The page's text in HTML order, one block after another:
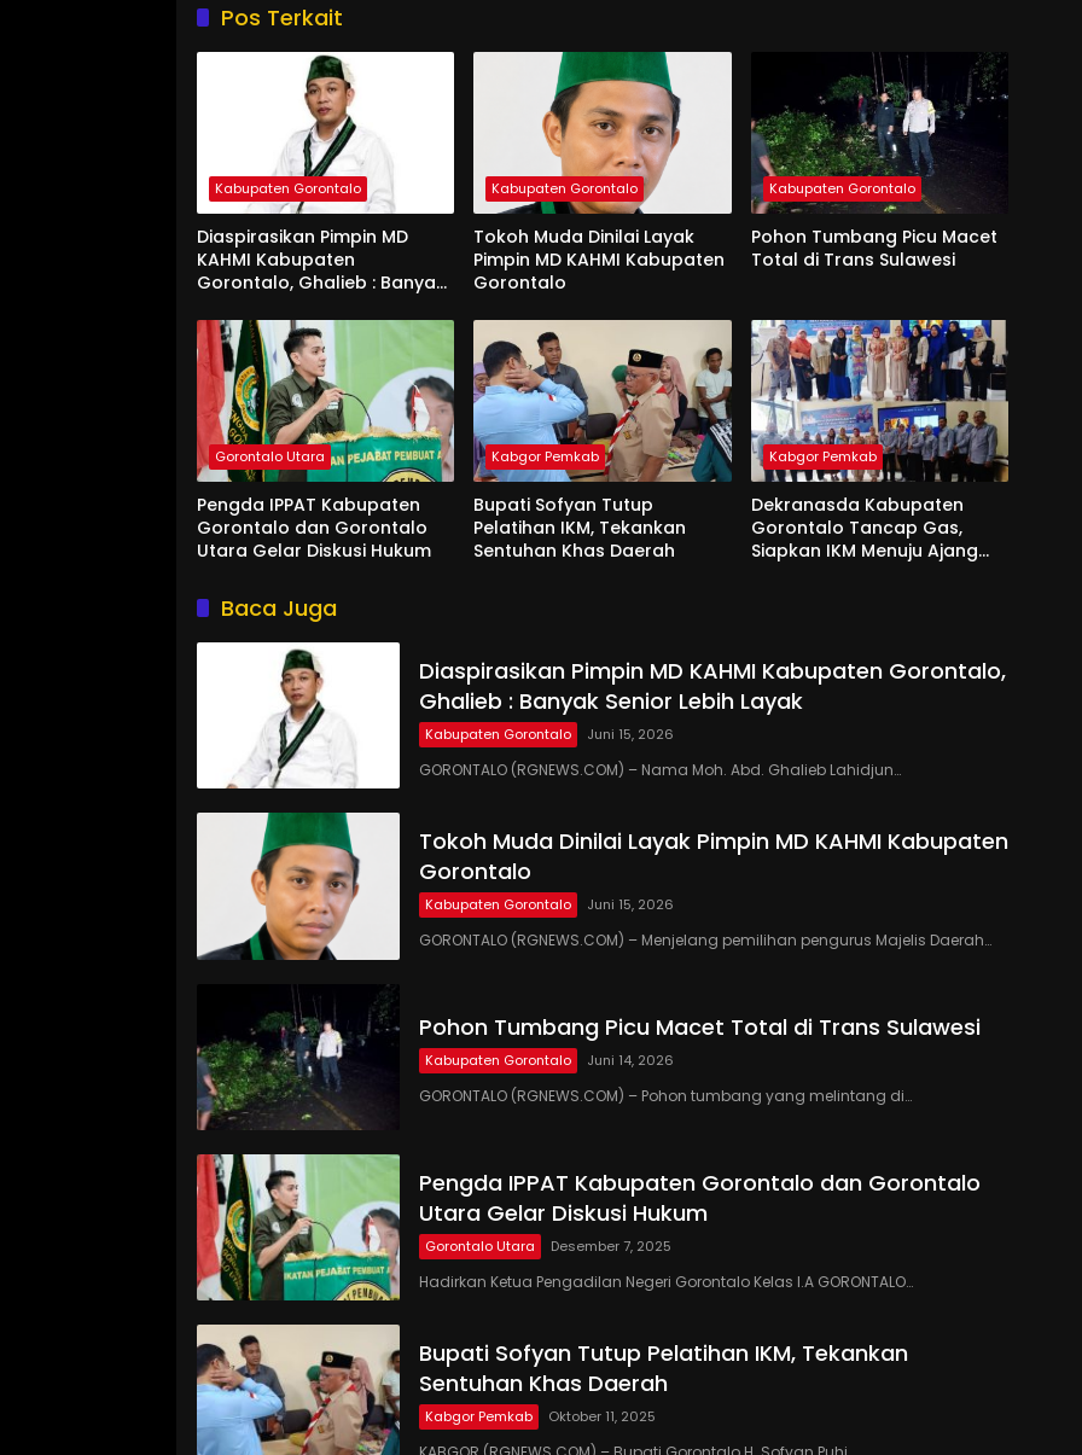
Pos Terkait
Kabupaten Gorontalo
Diaspirasikan Pimpin MD
KAHMI Kabupaten
Gorontalo, Ghalieb : Banyak
Kabupaten Gorontalo
Tokoh Muda Dinilai Layak
Pimpin MD KAHMI Kabupaten
Gorontalo
Kabupaten Gorontalo
Pohon Tumbang Picu Macet
Total di Trans Sulawesi
Gorontalo Utara
Pengda IPPAT Kabupaten
Gorontalo dan Gorontalo
Utara Gelar Diskusi Hukum
Kabgor Pemkab
Bupati Sofyan Tutup
Pelatihan IKM, Tekankan
Sentuhan Khas Daerah
Kabgor Pemkab
Dekranasda Kabupaten
Gorontalo Tancap Gas,
Siapkan IKM Menuju Ajang
Baca Juga
Diaspirasikan Pimpin MD KAHMI Kabupaten Gorontalo,
Ghalieb : Banyak Senior Lebih Layak
Kabupaten Gorontalo Juni 15, 2026
GORONTALO (RGNEWS.COM) – Nama Moh. Abd. Ghalieb Lahidjun…
Tokoh Muda Dinilai Layak Pimpin MD KAHMI Kabupaten
Gorontalo
Kabupaten Gorontalo Juni 15, 2026
GORONTALO (RGNEWS.COM) – Menjelang pemilihan pengurus Majelis Daerah…
Pohon Tumbang Picu Macet Total di Trans Sulawesi
Kabupaten Gorontalo Juni 14, 2026
GORONTALO (RGNEWS.COM) – Pohon tumbang yang melintang di…
Pengda IPPAT Kabupaten Gorontalo dan Gorontalo
Utara Gelar Diskusi Hukum
Gorontalo Utara Desember 7, 2025
Hadirkan Ketua Pengadilan Negeri Gorontalo Kelas I.A GORONTALO…
Bupati Sofyan Tutup Pelatihan IKM, Tekankan
Sentuhan Khas Daerah
Kabgor Pemkab Oktober 11, 2025